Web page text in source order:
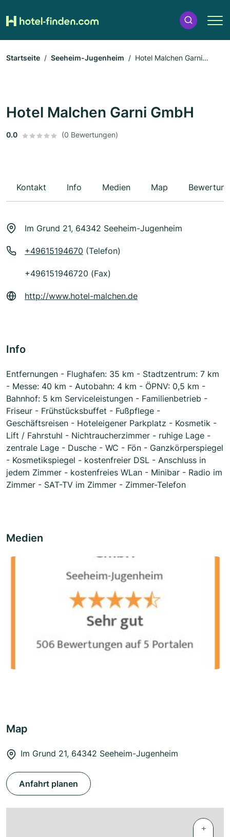
Startseite Seeheim-Jugenheim
Hotel Malchen Garni
Hotel Malchen Garni GmbH
0.0 (0 Bewertungen)
Kontakt Info Medien Map
Im Grund 21, 64342 Seeheim-Jugenheim
+49615194670 (Telefon)
+496151946720 (Fax)
http://www.hotel-malchen.de
Info
Entfernungen - Flughafen: 35 km - Stadtzentrum: 7 km
- Messe: 40 km - Autobahn: 4 km - ÖPNV: 0,5 km -
Bahnhof: 5 km Serviceleistungen - Familienbetrieb -
Friseur - Frühstücksbuffet - Fußpflege -
Geschäftsreisen - Hoteleigener Parkplatz - Kosmetik -
Lift / Fahrstuhl - Nichtraucherzimmer - ruhige Lage -
zentrale Lage - Dusche - WC - Fön - Ganzkörperspiegel
- Kosmetikspiegel - kostenfreier DSL - Anschluss in
jedem Zimmer - kostenfreies WLan - Minibar - Radio im
Zimmer - SAT-TV im Zimmer - Zimmer-Telefon
Medien
Map
Im Grund 21, 64342 Seeheim-Jugenheim
Anfahrt planen
+